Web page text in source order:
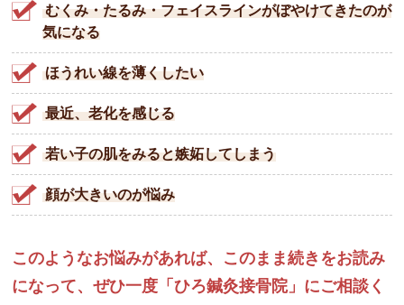
むくみ・たるみ・フェイスラインがぼやけてきたのが
気になる
ほうれい線を薄くしたい
最近、老化を感じる
若い子の肌をみると嫉妬してしまう
顔が大きいのが悩み
このようなお悩みがあれば、このまま続きをお読み
になって、ぜひ一度「ひろ鍼灸接骨院」にご相談く